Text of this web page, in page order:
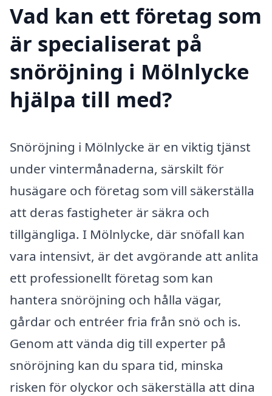
Vad kan ett företag som
är specialiserat på
snöröjning i Mölnlycke
hjälpa till med?
Snöröjning i Mölnlycke är en viktig tjänst
under vintermånaderna, särskilt för
husägare och företag som vill säkerställa
att deras fastigheter är säkra och
tillgängliga. I Mölnlycke, där snöfall kan
vara intensivt, är det avgörande att anlita
ett professionellt företag som kan
hantera snöröjning och hålla vägar,
gårdar och entréer fria från snö och is.
Genom att vända dig till experter på
snöröjning kan du spara tid, minska
risken för olyckor och säkerställa att dina